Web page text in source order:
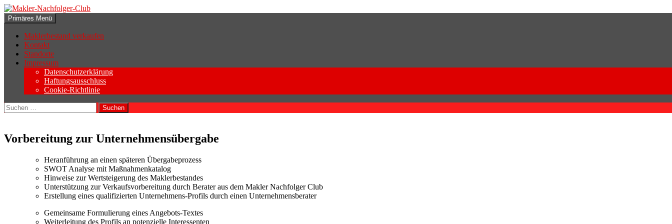
Zum
Inhalt
springen
Makler-Nachfolger-Club
Suchen
Primäres Menü
Maklerbestand verkaufen
Kontakt
Standorte
Impressum
Datenschutzerklärung
Haftungsausschluss
Cookie-Richtlinie
Suchen
nach:
Vorbereitung zur Unternehmensübergabe
Heranführung an einen späteren Übergabeprozess
SWOT Analyse mit Maßnahmenkatalog
Hinweise zur Wertsteigerung des Maklerbestandes
Unterstützung zur Verkaufsvorbereitung durch Berater aus dem Makler Nachfolger Club
Erstellung eines qualifizierten Unternehmens-Profils durch einen Unternehmensberater
Gemeinsame Formulierung eines Angebots-Textes
Weiterleitung des Profils an potenzielle Interessenten